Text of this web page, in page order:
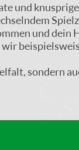
und
und dein
sondern